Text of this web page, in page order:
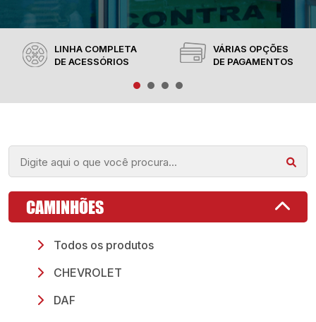
LINHA COMPLETA
DE ACESSÓRIOS
VÁRIAS OPÇÕES
DE PAGAMENTOS
CAMINHÕES
Todos os produtos
CHEVROLET
DAF